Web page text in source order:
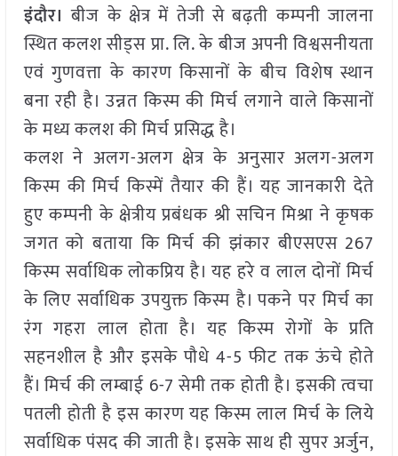
इंदौर। बीज के क्षेत्र में तेजी से बढ़ती कम्पनी जालना
स्थित कलश सीड्स प्रा. लि. के बीज अपनी विश्वसनीयता
एवं गुणवत्ता के कारण किसानों के बीच विशेष स्थान
बना रही है। उन्नत किस्म की मिर्च लगाने वाले किसानों
के मध्य कलश की मिर्च प्रसिद्ध है।
कलश ने अलग-अलग क्षेत्र के अनुसार अलग-अलग
किस्म की मिर्च किस्में तैयार की हैं। यह जानकारी देते
हुए कम्पनी के क्षेत्रीय प्रबंधक श्री सचिन मिश्रा ने कृषक
जगत को बताया कि मिर्च की झंकार बीएसएस 267
किस्म सर्वाधिक लोकप्रिय है। यह हरे व लाल दोनों मिर्च
के लिए सर्वाधिक उपयुक्त किस्म है। पकने पर मिर्च का
रंग गहरा लाल होता है। यह किस्म रोगों के प्रति
सहनशील है और इसके पौधे 4-5 फीट तक ऊंचे होते
हैं। मिर्च की लम्बाई 6-7 सेमी तक होती है। इसकी त्वचा
पतली होती है इस कारण यह किस्म लाल मिर्च के लिये
सर्वाधिक पंसद की जाती है। इसके साथ ही सुपर अर्जुन,